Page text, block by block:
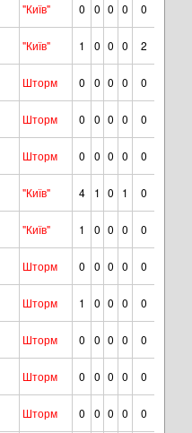
"Київ" 0 0 0 0
0
"Київ" 1 0 0 0
2
Шторм 0 0 0 0
0
Шторм 0 0 0 0
0
Шторм 0 0 0 0
0
"Київ" 4 1 0 1
0
"Київ" 1 0 0 0
0
Шторм 0 0 0 0
0
Шторм 1 0 0 0
0
Шторм 0 0 0 0
0
Шторм 0 0 0 0
0
Шторм 0 0 0 0
0